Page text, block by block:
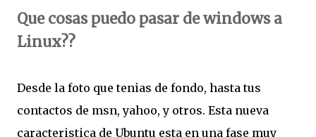
Que cosas puedo pasar de windows a
Linux??
Desde la foto que tenias de fondo, hasta tus
contactos de msn, yahoo, y otros. Esta nueva
caracteristica de Ubuntu esta en una fase muy